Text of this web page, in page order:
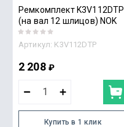
Ремкомплект K3V112DTP
(на вал 12 шлицов) NOK
Артикул: K3V112DTP
2 208 ₽
Купить в 1 клик